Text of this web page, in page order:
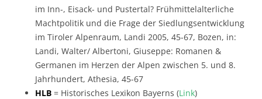
im Inn-, Eisack- und Pustertal? Frühmittelalterliche
Machtpolitik und die Frage der Siedlungsentwicklung
im Tiroler Alpenraum, Landi 2005, 45-67, Bozen, in:
Landi, Walter/ Albertoni, Giuseppe: Romanen &
Germanen im Herzen der Alpen zwischen 5. und 8.
Jahrhundert, Athesia, 45-67
HLB = Historisches Lexikon Bayerns (Link)